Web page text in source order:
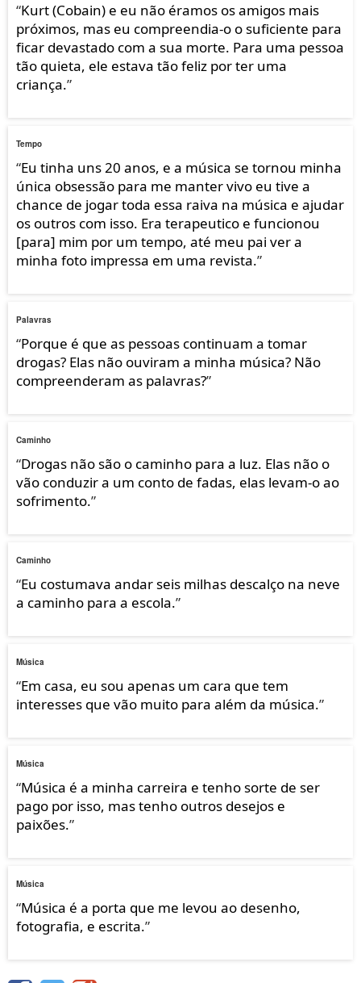
“Kurt (Cobain) e eu não éramos os amigos mais
próximos, mas eu compreendia-o o suficiente para
ficar devastado com a sua morte. Para uma pessoa
tão quieta, ele estava tão feliz por ter uma
criança.”
Tempo
“Eu tinha uns 20 anos, e a música se tornou minha
única obsessão para me manter vivo eu tive a
chance de jogar toda essa raiva na música e ajudar
os outros com isso. Era terapeutico e funcionou
[para] mim por um tempo, até meu pai ver a
minha foto impressa em uma revista.”
Palavras
“Porque é que as pessoas continuam a tomar
drogas? Elas não ouviram a minha música? Não
compreenderam as palavras?”
Caminho
“Drogas não são o caminho para a luz. Elas não o
vão conduzir a um conto de fadas, elas levam-o ao
sofrimento.”
Caminho
“Eu costumava andar seis milhas descalço na neve
a caminho para a escola.”
Música
“Em casa, eu sou apenas um cara que tem
interesses que vão muito para além da música.”
Música
“Música é a minha carreira e tenho sorte de ser
pago por isso, mas tenho outros desejos e
paixões.”
Música
“Música é a porta que me levou ao desenho,
fotografia, e escrita.”